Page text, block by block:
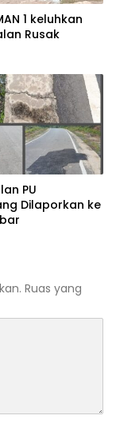
1 keluhkan
Rusak
PU
Dilaporkan ke
Ruas yang